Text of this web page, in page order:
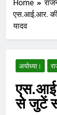
Home
एस.आई.आर. की
यादव
अयोध्या।
से जुटें